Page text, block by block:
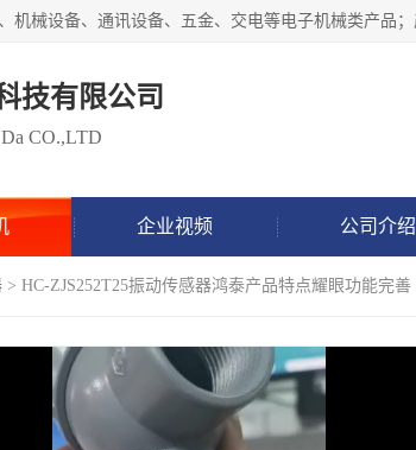
技有限公司
CO.,LTD
企业视频 公司介绍
> HC-ZJS252T25振动传感器鸿泰产品特点耀眼功能完善